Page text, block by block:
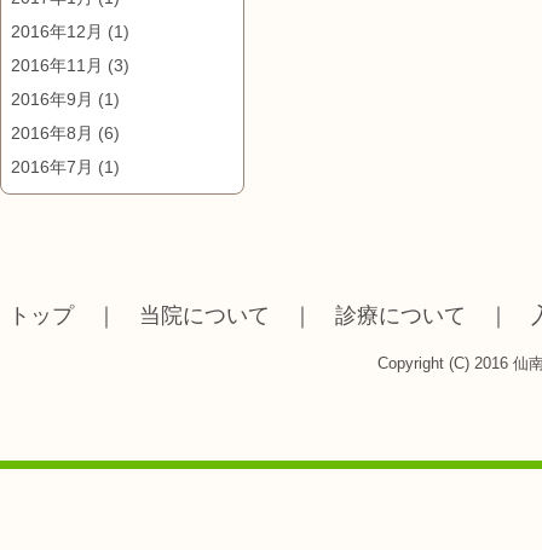
2016年12月 (1)
2016年11月 (3)
2016年9月 (1)
2016年8月 (6)
2016年7月 (1)
トップ｜ 当院について 診療について
Copyright (C) 2016 仙